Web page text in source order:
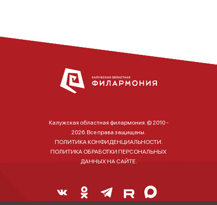
Калужская областная филармония. © 2010 -
2026. Все права защищены.
ПОЛИТИКА КОНФИДЕНЦИАЛЬНОСТИ.
ПОЛИТИКА ОБРАБОТКИ ПЕРСОНАЛЬНЫХ
ДАННЫХ НА САЙТЕ.